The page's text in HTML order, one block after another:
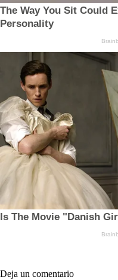
Deja un comentario